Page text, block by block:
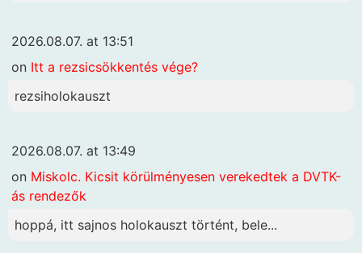
2026.08.07. at 13:51
on Itt a rezsicsökkentés vége?
rezsiholokauszt
2026.08.07. at 13:49
on Miskolc. Kicsit körülményesen verekedtek a DVTK-
ás rendezők
hoppá, itt sajnos holokauszt történt, bele...